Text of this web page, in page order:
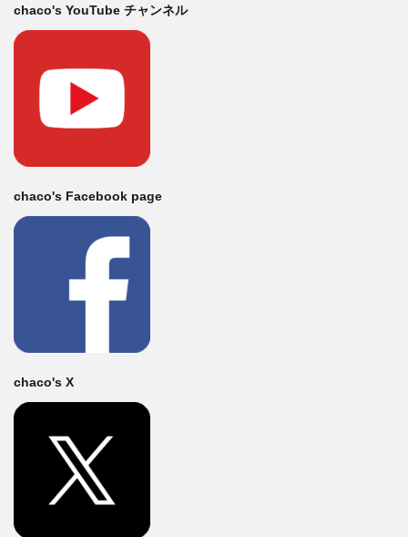
chaco's YouTube チャンネル
chaco's Facebook page
chaco's X